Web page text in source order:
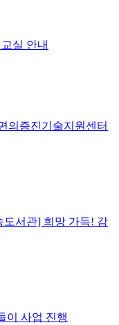
실 안내
의증진기술지원센터
도서관] 희망 가득! 감
이 사업 진행